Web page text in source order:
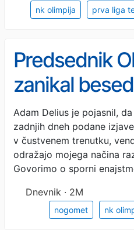
nk olimpija prva liga
Predsednik
zanikal
direktorja
Adam Delius je pojasnil,
zadnjih dneh podane
v čustvenem trenutku,
odražajo mojega načina
Govorimo o sporni
Dnevnik · 2M
nogomet nk